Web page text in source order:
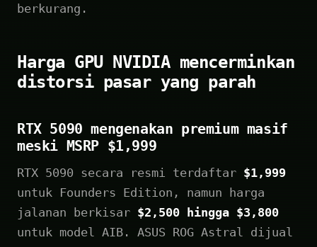
berkurang.
Harga GPU NVIDIA mencerminkan
distorsi pasar yang parah
RTX 5090 mengenakan premium masif
meski MSRP $1,999
RTX 5090 secara resmi terdaftar $1,999
untuk Founders Edition, namun harga
jalanan berkisar $2,500 hingga $3,800
untuk model AIB. ASUS ROG Astral dijual